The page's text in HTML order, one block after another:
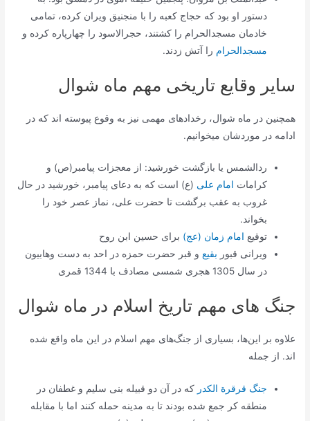
دستور او بود که حجاج کعبه را با منجنیق ویران کرده، تمامی
خادمان مسجدالحرام را کشتند، حجرالاسود را چهارپاره کرده و
مسجدالحرام را آتش زدند.
سایر وقایع تاریخی مهم ماه شوال
همچنین در ماه شوال، رخدادهای مهمی نیز به وقوع پیوسته اند که در
ادامه در موردشان میخوانیم.
ردالشمس یا بازگشت خورشید: از معجزات پیامبر(ص) و
کرامات امام علی (ع) است که به دعای پیامبر، خورشید در حال
غروب به عقب برگشت تا حضرت علی، نماز عصر خود را
بخواند.
توقیع امام زمان (عج) برای حسین ابن روح
ویرانی قبور بقیع و قبر حضرت حمزه در احد به دست وهابیون
در سال 1305 هجری شمسی مصادف با 1344 قمری
جنگ های مهم تاریخ اسلام در ماه شوال
علاوه بر این‌ها، بسیاری از جنگ‌های مهم اسلام در این ماه واقع شده
اند. از جمله
جنگ قرقرة الکدر که در آن دو قبیله بنی سلیم و غطفان در
منطقه کر جمع شده بودند تا به مدینه حمله کنند اما با مقابله